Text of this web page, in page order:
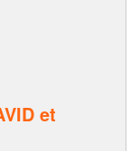
et